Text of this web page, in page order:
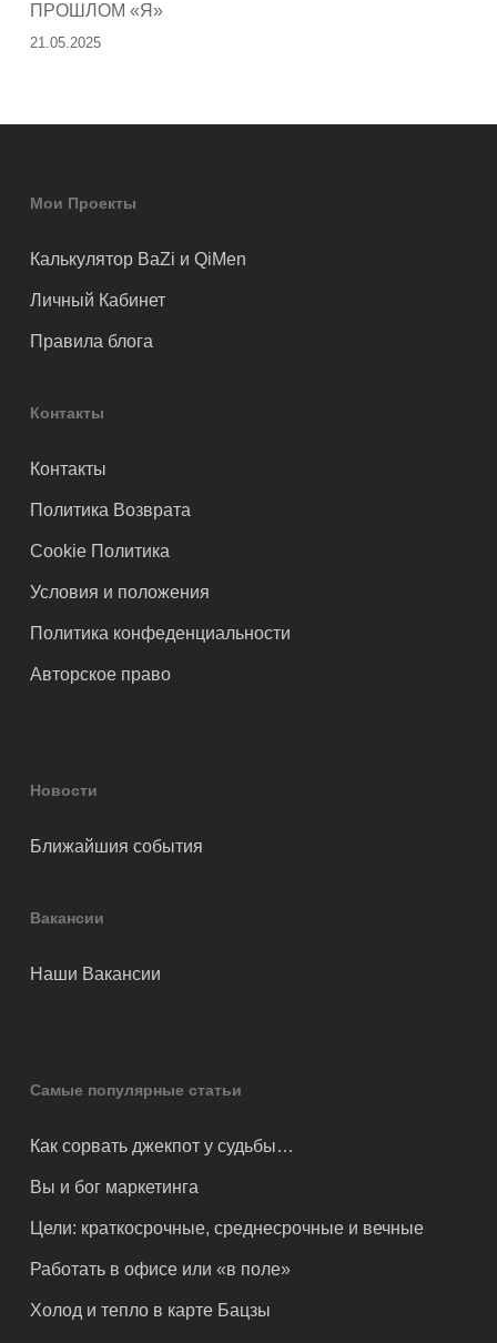
ПРОШЛОМ «Я»
21.05.2025
Мои Проекты
Калькулятор BaZi и QiMen
Личный Кабинет
Правила блога
Контакты
Контакты
Политика Возврата
Cookie Политика
Условия и положения
Политика конфеденциальности
Авторское право
Новости
Ближайшия события
Вакансии
Наши Вакансии
Самые популярные статьи
Как сорвать джекпот у судьбы…
Вы и бог маркетинга
Цели: краткосрочные, среднесрочные и вечные
Работать в офисе или «в поле»
Холод и тепло в карте Бацзы